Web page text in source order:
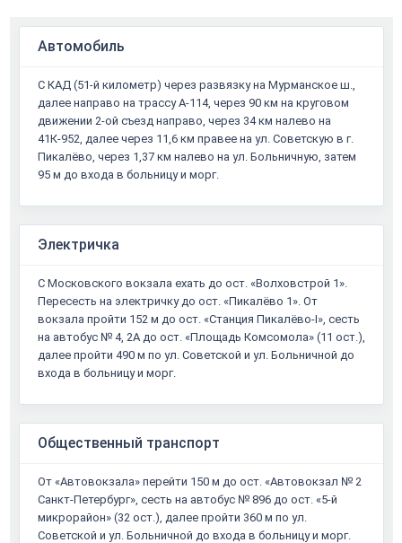
Автомобиль
С КАД (51-й километр) через развязку на Мурманское ш.,
далее направо на трассу А-114, через 90 км на круговом
движении 2-ой съезд направо, через 34 км налево на
41К-952, далее через 11,6 км правее на ул. Советскую в г.
Пикалёво, через 1,37 км налево на ул. Больничную, затем
95 м до входа в больницу и морг.
Электричка
С Московского вокзала ехать до ост. «Волховстрой 1».
Пересесть на электричку до ост. «Пикалёво 1». От
вокзала пройти 152 м до ост. «Станция Пикалёво-I», сесть
на автобус № 4, 2А до ост. «Площадь Комсомола» (11 ост.),
далее пройти 490 м по ул. Советской и ул. Больничной до
входа в больницу и морг.
Общественный транспорт
От «Автовокзала» перейти 150 м до ост. «Автовокзал № 2
Санкт-Петербург», сесть на автобус № 896 до ост. «5-й
микрорайон» (32 ост.), далее пройти 360 м по ул.
Советской и ул. Больничной до входа в больницу и морг.